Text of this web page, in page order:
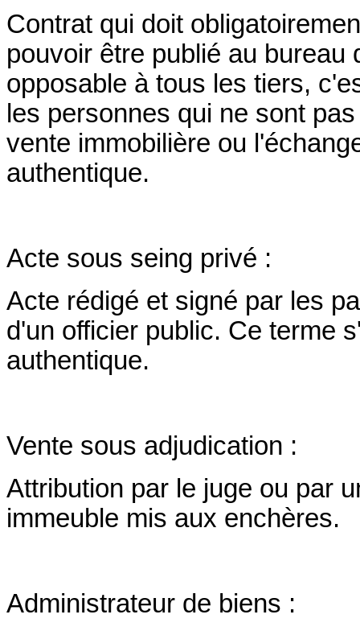
Contrat qui doit
pouvoir être publié au
opposable à tous les tiers,
les personnes qui ne sont
vente immobilière ou
authentique.
Acte sous seing privé :
Acte rédigé et signé par les
d'un officier public. Ce terme
authentique.
Vente sous adjudication :
Attribution par le juge ou par
immeuble mis aux enchères.
Administrateur de biens :